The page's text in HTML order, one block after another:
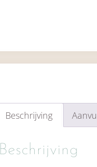
Beschrijving
Beschrijving